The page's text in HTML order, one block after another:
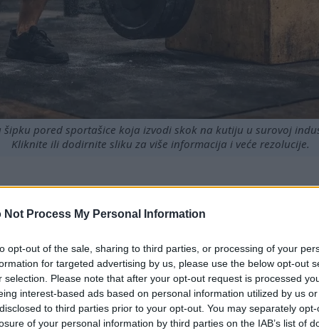
Not Process My Personal Information
opt-out of the sale, sharing to third parties, or processing of your
for targeted advertising by us, please use the below opt-out
selection. Please note that after your opt-out request is processed
interest-based ads based on personal information utilized by us
to third parties prior to your opt-out. You may separately
of your personal information by third parties on the IAB’s list of
šipku pored sportašice koja izvodi skok na kutiju u surovoj
Kliknite ili dodirnite sliku za više informacija i veće rezolucije.
elemente fitnessa za uravnotežen pristup.
motivaciju i odgovornost.
poboljšava cjelokupno zdravlje.
je svim razinama, što ga čini inkluzivnim.
fizičku snagu već i mentalnu otpornost.